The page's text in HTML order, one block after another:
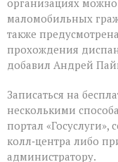
организациях
маломобильных
также
прохождения
добавил Андрей
Записаться на
несколькими
портал «Госуслуги»,
колл‑центра либо
администратору.